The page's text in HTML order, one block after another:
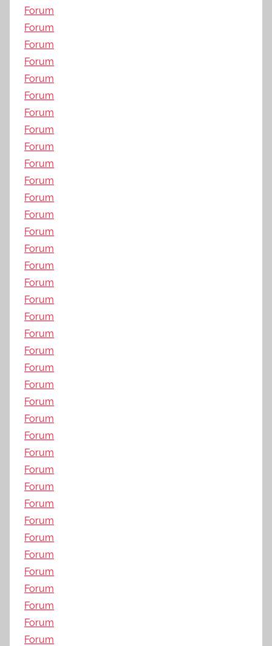
Forum
Forum
Forum
Forum
Forum
Forum
Forum
Forum
Forum
Forum
Forum
Forum
Forum
Forum
Forum
Forum
Forum
Forum
Forum
Forum
Forum
Forum
Forum
Forum
Forum
Forum
Forum
Forum
Forum
Forum
Forum
Forum
Forum
Forum
Forum
Forum
Forum
Forum